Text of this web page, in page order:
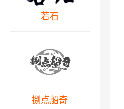
若石
捌点船奇